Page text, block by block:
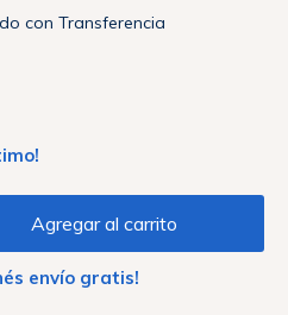
con Transferencia
envío gratis!